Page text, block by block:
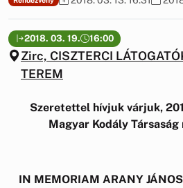
2018. 03. 19. 16:00
Zirc, CISZTERCI
TEREM
Szeretettel hívjuk várjuk,
Magyar Kodály Társaság
IN MEMORIAM ARANY